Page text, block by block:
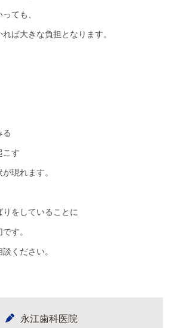
ても、
ば大きな負担となります。
す
現れます。
をしていることに
す。
ください。
永江歯科医院